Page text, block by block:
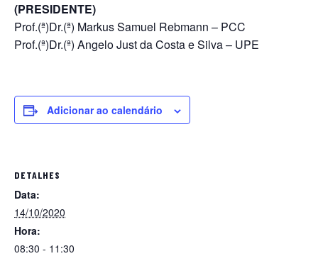
(PRESIDENTE)
Prof.(ª)Dr.(ª) Markus Samuel Rebmann – PCC
Prof.(ª)Dr.(ª) Angelo Just da Costa e Silva – UPE
Adicionar ao calendário
DETALHES
Data:
14/10/2020
Hora:
08:30 - 11:30